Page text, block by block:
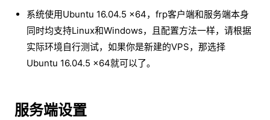
系统使用Ubuntu 16.04.5 x64，frp客户端和服务端本身
同时均支持Linux和Windows，且配置方法一样，请根据
实际环境自行测试，如果你是新建的VPS，那选择
Ubuntu 16.04.5 x64就可以了。
服务端设置